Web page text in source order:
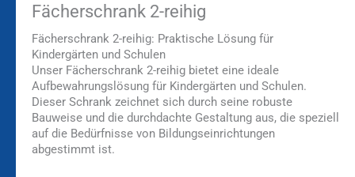
Fächerschrank 2-reihig
Fächerschrank 2-reihig: Praktische Lösung für
Kindergärten und Schulen
Unser Fächerschrank 2-reihig bietet eine ideale
Aufbewahrungslösung für Kindergärten und Schulen.
Dieser Schrank zeichnet sich durch seine robuste
Bauweise und die durchdachte Gestaltung aus, die speziell
auf die Bedürfnisse von Bildungseinrichtungen
abgestimmt ist.